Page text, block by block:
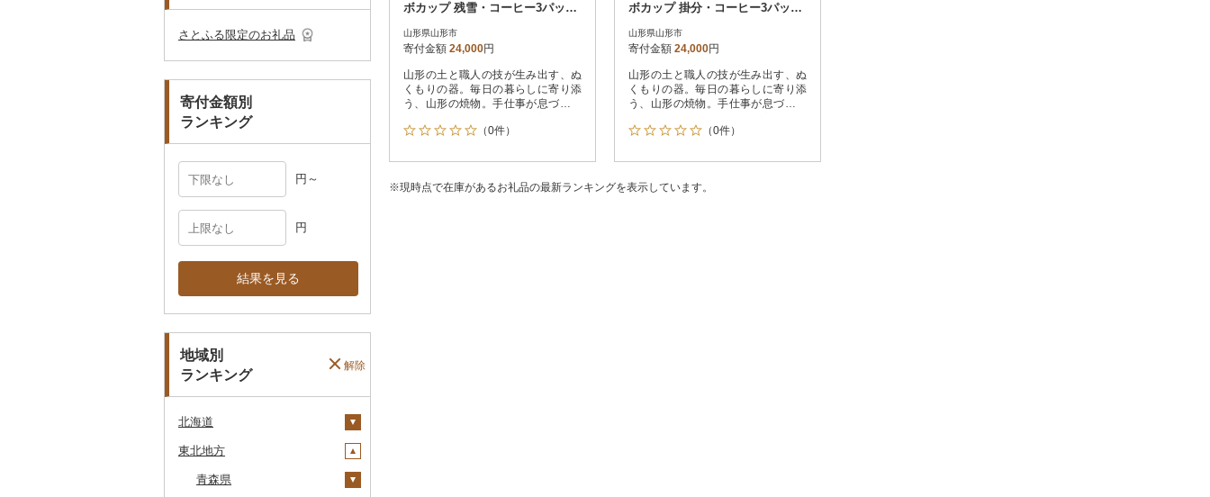
その他アクセサリー
マフラー・手袋
さとふる限定のお礼品
寄付金額別
ランキング
円～
円
結果を見る
地域別
ランキング
解除
北海道
安平町
八雲町
東北地方
青森県
ボカップ 残雪・コーヒー3パック
山形県山形市
寄付金額 24,000円
山形の土と職人の技が生み出す、ぬ
くもりの器。毎日の暮らしに寄り添
う、山形の焼物。手仕事が息づく、
る、山形の器。伝統とぬくもりを、
（0件）
ボカップ 掛分・コーヒー3パック
山形県山形市
寄付金額 24,000円
山形の土と職人の技が生み出す、ぬ
くもりの器。毎日の暮らしに寄り添
う、山形の焼物。手仕事が息づく、
る、山形の器。伝統とぬくもりを、
（0件）
※現時点で在庫があるお礼品の最新ランキングを表示しています。